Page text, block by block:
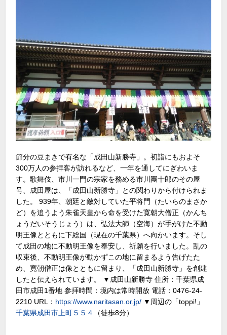
節分の豆まきで有名な「成田山新勝寺」。初詣にもおよそ
300万人の参拝客が訪れるなど、一年を通してにぎわいま
す。歌舞伎、市川一門の宗家を務める市川團十郎のその屋
号、成田屋は、「成田山新勝寺」との関わりから付けられま
した。 939年、朝廷と敵対していた平将門（たいらのまさか
ど）を追うよう朱雀天皇から命を受けた寛朝大僧正（かんち
ょうだいそうじょう）は、弘法大師（空海）が手がけた不動
明王像とともに下総国（現在の千葉県）へ向かいます。そし
て成田の地に不動明王像を奉安し、祈願を行いました。乱の
収束後、不動明王像が動かずこの地に留まるよう告げたた
め、寛朝僧正は像とともに留まり、「成田山新勝寺」を創建
したと伝えられています。 ▼成田山新勝寺 住所：千葉県成
田市成田1番地 参拝時間：境内は常時開放 電話：0476-24-
2210 URL： https://www.naritasan.or.jp/ ▼周辺の「toppi!」
千葉県成田市上町５５４
（徒歩8分）